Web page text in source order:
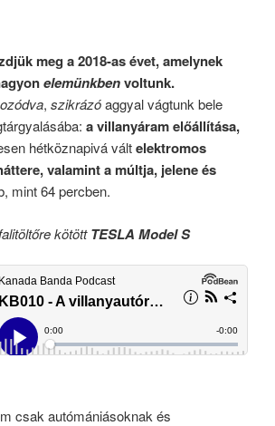
meg a 2018-as évet, amelynek
elemünkbenvoltunk.
, szikrázóaggyal vágtunk bele
a villanyáram előállítása,
hétköznapivá váltelektromos
valamint a múltja, jelene és
mint 64 percben.
kötöttTESLA Model S
csak autómániásoknak és